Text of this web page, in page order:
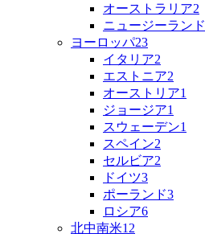
オーストラリア2
ニュージーランド
ヨーロッパ23
イタリア2
エストニア2
オーストリア1
ジョージア1
スウェーデン1
スペイン2
セルビア2
ドイツ3
ポーランド3
ロシア6
北中南米12